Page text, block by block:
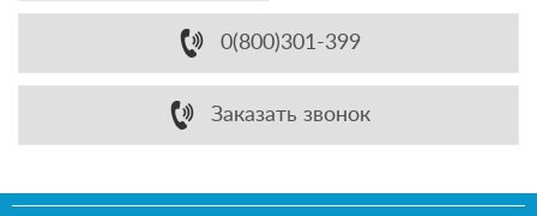
0(800)301-399
Заказать звонок